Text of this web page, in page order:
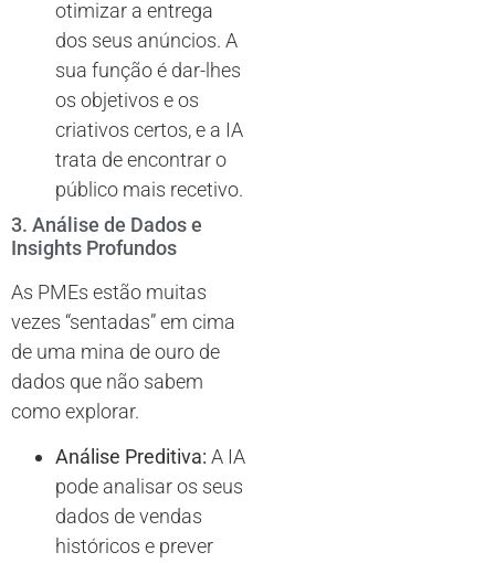
otimizar a entrega
dos seus anúncios. A
sua função é dar-lhes
os objetivos e os
criativos certos, e a IA
trata de encontrar o
público mais recetivo.
3. Análise de Dados e
Insights Profundos
As PMEs estão muitas
vezes “sentadas” em cima
de uma mina de ouro de
dados que não sabem
como explorar.
Análise Preditiva: A IA
pode analisar os seus
dados de vendas
históricos e prever